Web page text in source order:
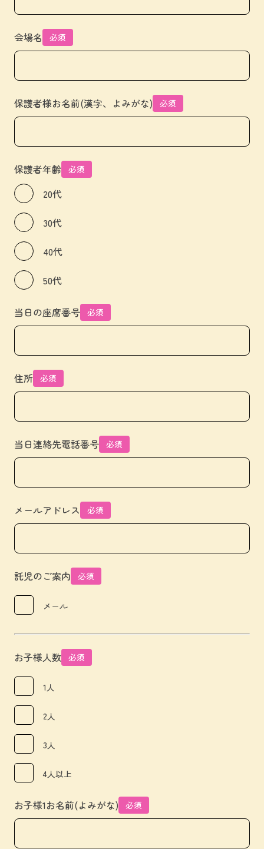
会場名 必須
保護者様お名前(漢字、よみがな) 必須
保護者年齢 必須
20代
30代
40代
50代
当日の座席番号 必須
住所 必須
当日連絡先電話番号 必須
メールアドレス 必須
託児のご案内 必須
メール
お子様人数 必須
1人
2人
3人
4人以上
お子様1お名前(よみがな) 必須